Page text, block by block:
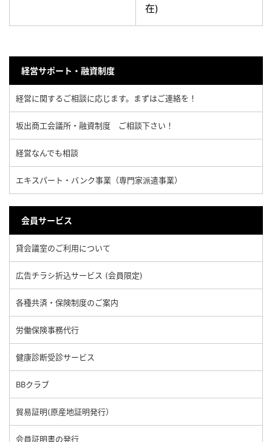
在)
経営サポート・融資制度
経営に関するご相談に応じます。まずはご連絡を！
坂出商工会議所・融資制度 ご相談下さい！
経営なんでも相談
エキスパート・バンク事業（専門家派遣事業）
会員サービス
貸会議室のご利用について
広告チラシ折込サービス (会員限定)
各種共済・保険制度のご案内
労働保険事務代行
健康診断受診サービス
BBクラブ
貿易証明(原産地証明発行）
会員証明書の発行